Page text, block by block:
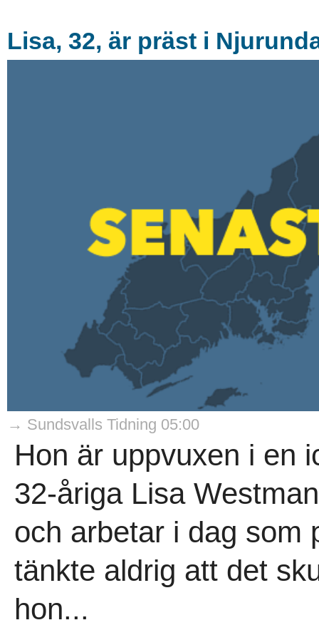
Lisa, 32, är präst i
→ Sundsvalls Tidning 05:00
Hon är uppvuxen i en
32-åriga Lisa
och arbetar i dag som
tänkte aldrig att det
hon...